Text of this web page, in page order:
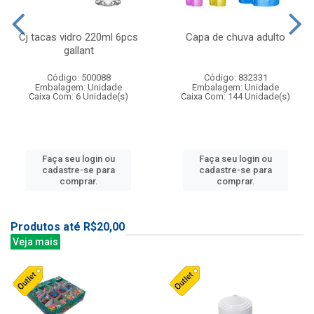
Cj tacas vidro 220ml 6pcs
gallant
Código: 500088
Embalagem: Unidade
Caixa Com: 6 Unidade(s)
Faça seu login ou
cadastre-se para
comprar.
Capa de chuva adulto
Código: 832331
Embalagem: Unidade
Caixa Com: 144 Unidade(s)
Faça seu login ou
cadastre-se para
comprar.
Produtos até R$20,00
Veja mais